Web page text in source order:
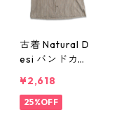
古着 Natural D
esi バンドカラ
半袖シャツ ス
トライプシャツ
¥2,618
25%OFF